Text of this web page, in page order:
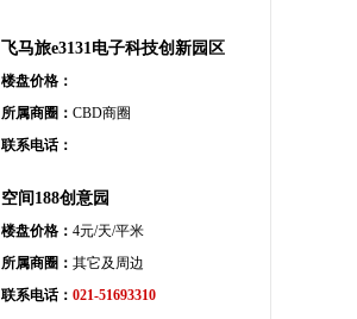
飞马旅e3131电子科技创新园区
楼盘价格：
所属商圈： CBD商圈
联系电话：
空间188创意园
楼盘价格： 4元/天/平米
所属商圈： 其它及周边
联系电话： 021-51693310